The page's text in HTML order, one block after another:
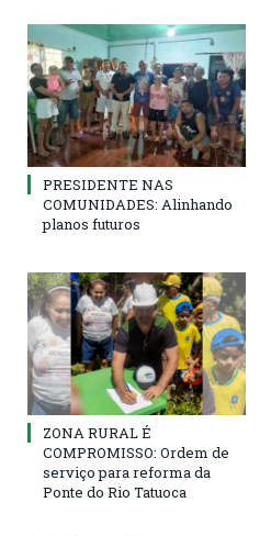
PRESIDENTE NAS
COMUNIDADES: Alinhando
planos futuros
ZONA RURAL É
COMPROMISSO: Ordem de
serviço para reforma da
Ponte do Rio Tatuoca